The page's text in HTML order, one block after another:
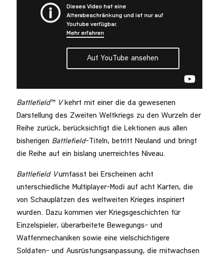
Battlefield™V kehrt mit einer die da gewesenen
Darstellung des Zweiten Weltkriegs zu den Wurzeln der
Reihe zurück, berücksichtigt die Lektionen aus allen
bisherigen Battlefield-Titeln, betritt Neuland und bringt
die Reihe auf ein bislang unerreichtes Niveau.
Battlefield Vumfasst bei Erscheinen acht
unterschiedliche Multiplayer-Modi auf acht Karten, die
von Schauplätzen des weltweiten Krieges inspiriert
wurden. Dazu kommen vier Kriegsgeschichten für
Einzelspieler, überarbeitete Bewegungs- und
Waffenmechaniken sowie eine vielschichtigere
Soldaten- und Ausrüstungsanpassung, die mitwachsen